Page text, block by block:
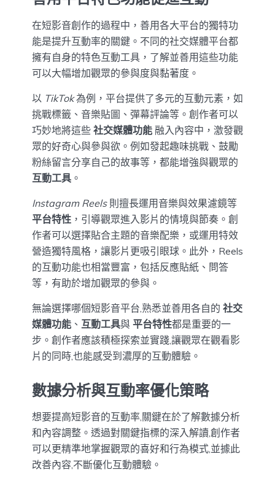
在短影音創作的過程中，善用各大平台的獨特功
能是提升互動率的關鍵。不同的社交媒體平台都
擁有自身的特色互動工具，了解並善用這些功能
可以大幅增加觀眾的參與度與黏著度。
以 TikTok為例，平台提供了多元的互動元素，如
挑戰標籤、音樂貼圖、彈幕評論等。創作者可以
巧妙地將這些 社交媒體功能 融入內容中，激發觀
眾的好奇心與參與欲。例如發起趣味挑戰、鼓勵
粉絲留言分享自己的故事等，都能增強與觀眾的
互動工具 。
Instagram Reels則擅長運用音樂與效果濾鏡等
平台特性 ，引導觀眾進入影片的情境與節奏。創
作者可以選擇貼合主題的音樂配樂，或運用特效
營造獨特風格，讓影片更吸引眼球。此外，Reels
的互動功能也相當豐富，包括反應貼紙、問答
等，有助於增加觀眾的參與。
無論選擇哪個短影音平台,熟悉並善用各自的 社交
媒體功能 、 互動工具與 平台特性都是重要的一
步。創作者應該積極探索並實踐,讓觀眾在觀看影
片的同時,也能感受到濃厚的互動體驗。
數據分析與互動率優化策略
想要提高短影音的互動率,關鍵在於了解數據分析
和內容調整。透過對關鍵指標的深入解讀,創作者
可以更精準地掌握觀眾的喜好和行為模式,並據此
改善內容,不斷優化互動體驗。